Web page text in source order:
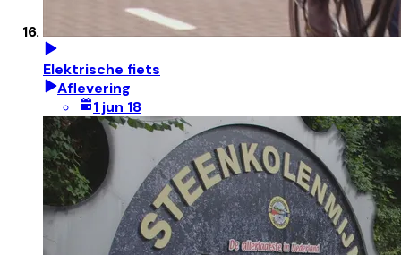
Elektrische fiets
Aflevering
1 jun 18